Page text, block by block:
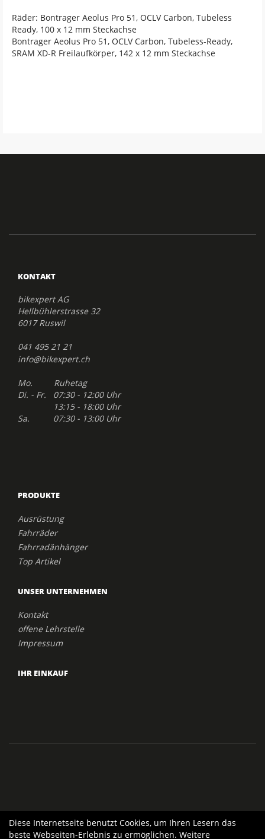
Räder: Bontrager Aeolus Pro 51, OCLV Carbon, Tubeless
Ready, 100 x 12 mm Steckachse
Bontrager Aeolus Pro 51, OCLV Carbon, Tubeless-Ready,
SRAM XD-R Freilaufkörper, 142 x 12 mm Steckachse
KONTAKT
bikexpert AG
Hellbühlerstrasse 32
6017 Ruswil
041 495 21 21
info@bikexpert.ch
Mo. Ruhetag
Di. - Fr. 07:30 - 12:00 Uhr
13:15 - 18:00 Uhr
Sa. 07:30 - 13:00 Uhr
PRODUKTE
Ausrüstung
Fahrräder
Fahrradänhänger
Top Artikel
UNSER UNTERNEHMEN
Kontakt
offene Lehrstelle
Impressum
IHR EINKAUF
Diese Internetseite benutzt Cookies, um Ihren Lesern das
beste Webseiten-Erlebnis zu ermöglichen. Weitere